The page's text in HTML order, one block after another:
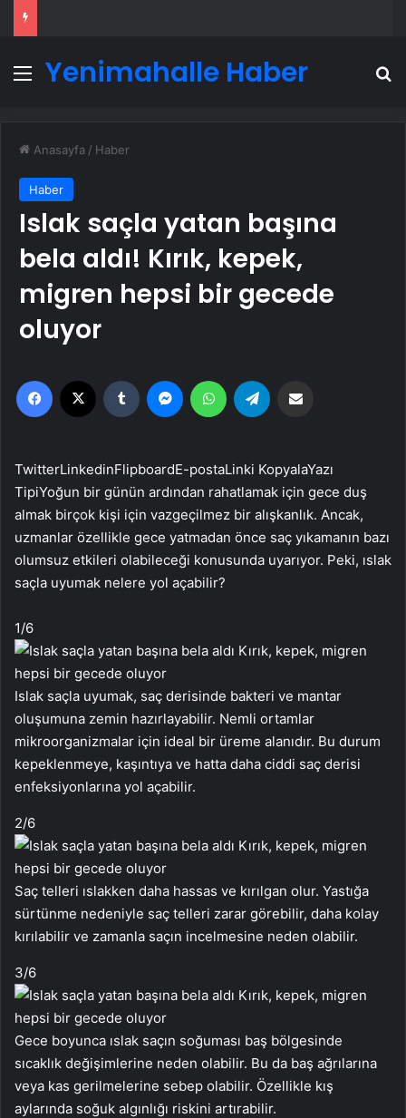
Menü
Yenimahalle Haber
Anasayfa / Haber
Haber
Islak saçla yatan başına
bela aldı! Kırık, kepek,
migren hepsi bir gecede
oluyor
Facebook Tumblr MessengerWhatsApp
TwitterLinkedinFlipboardE-postaLinki KopyalaYazı
TipiYoğun bir günün ardından rahatlamak için gece duş
almak birçok kişi için vazgeçilmez bir alışkanlık. Ancak,
uzmanlar özellikle gece yatmadan önce saç yıkamanın bazı
olumsuz etkileri olabileceği konusunda uyarıyor. Peki, ıslak
saçla uyumak nelere yol açabilir?
1/6
Islak saçla uyumak, saç derisinde bakteri ve mantar
oluşumuna zemin hazırlayabilir. Nemli ortamlar
mikroorganizmalar için ideal bir üreme alanıdır. Bu durum
kepeklenmeye, kaşıntıya ve hatta daha ciddi saç derisi
enfeksiyonlarına yol açabilir.
2/6
Saç telleri ıslakken daha hassas ve kırılgan olur. Yastığa
sürtünme nedeniyle saç telleri zarar görebilir, daha kolay
kırılabilir ve zamanla saçın incelmesine neden olabilir.
3/6
Gece boyunca ıslak saçın soğuması baş bölgesinde
sıcaklık değişimlerine neden olabilir. Bu da baş ağrılarına
veya kas gerilmelerine sebep olabilir. Özellikle kış
aylarında soğuk algınlığı riskini artırabilir.